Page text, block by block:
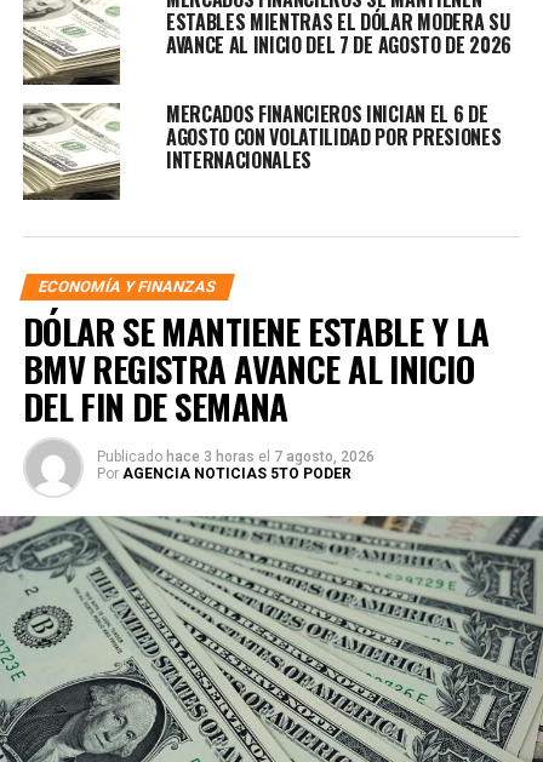
ESTABLES MIENTRAS EL DÓLAR MODERA SU
AVANCE AL INICIO DEL 7 DE AGOSTO DE 2026
MERCADOS FINANCIEROS INICIAN EL 6 DE
AGOSTO CON VOLATILIDAD POR PRESIONES
INTERNACIONALES
ECONOMÍA Y FINANZAS
DÓLAR SE MANTIENE ESTABLE Y LA
BMV REGISTRA AVANCE AL INICIO
DEL FIN DE SEMANA
Publicado hace 3 horas el 7 agosto, 2026
Por AGENCIA NOTICIAS 5TO PODER